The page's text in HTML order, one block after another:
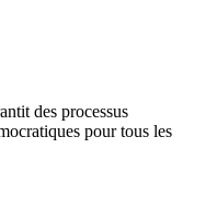
des processus
pour tous les